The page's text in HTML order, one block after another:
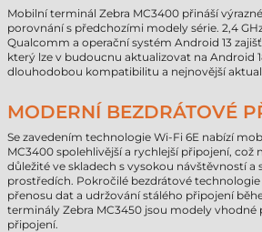
Mobilní terminál Zebra MC3400 přináší
porovnání s předchozími modely série. 2,4
Qualcomm a operační systém Android 13
který lze v budoucnu aktualizovat na Android
dlouhodobou kompatibilitu a nejnovější
MODERNÍ BEZDRÁTOVÉ
Se zavedením technologie Wi-Fi 6E nabízí
MC3400 spolehlivější a rychlejší připojení, což
důležité ve skladech s vysokou návštěvností a
prostředích. Pokročilé bezdrátové
přenosu dat a udržování stálého připojení
terminály Zebra MC3450 jsou modely vhodné
připojení.